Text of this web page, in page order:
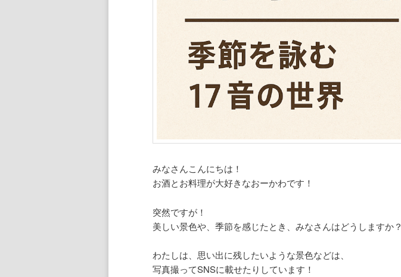
みなさんこんにちは！
お酒とお料理が大好きなおーかわです！
突然ですが！
美しい景色や、季節を感じたとき、みなさんはどうしますか？
わたしは、思い出に残したいような景色などは、
写真撮ってSNSに載せたりしています！